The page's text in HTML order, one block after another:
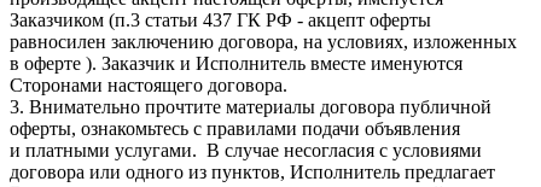
Заказчиком (п.3 статьи 437 ГК РФ - акцепт оферты
равносилен заключению договора, на условиях, изложенных
в оферте ). Заказчик и Исполнитель вместе именуются
Сторонами настоящего договора.
3. Внимательно прочтите материалы договора публичной
оферты, ознакомьтесь с правилами подачи объявления
и платными услугами. В случае несогласия с условиями
договора или одного из пунктов, Исполнитель предлагает